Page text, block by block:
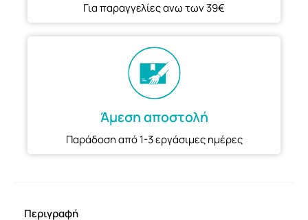
Για παραγγελίες ανω των 39€
Άμεση αποστολή
Παράδοση από 1-3 εργάσιμες ημέρες
Περιγραφή